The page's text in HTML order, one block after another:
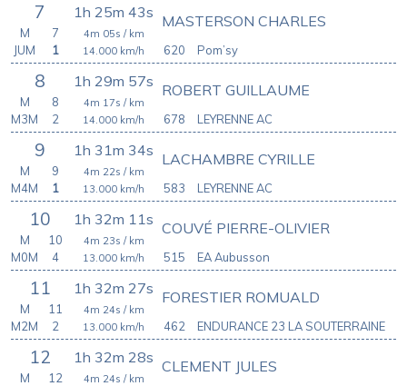
7 1h 25m 43s
620
MASTERSON CHARLES
4m 05s / km
14.000 km/h
M
7
JUM
1 Pom’sy
8 1h 29m 57s
678
ROBERT GUILLAUME
4m 17s / km
14.000 km/h
M
8
M3M
2 LEYRENNE AC
9 1h 31m 34s
583
LACHAMBRE CYRILLE
4m 22s / km
13.000 km/h
M
9
M4M
1 LEYRENNE AC
10 1h 32m 11s
515
COUVÉ PIERRE-OLIVIER
4m 23s / km
13.000 km/h
M
10
M0M
4 EA Aubusson
11 1h 32m 27s
462
FORESTIER ROMUALD
4m 24s / km
13.000 km/h
M
11
M2M
2 ENDURANCE 23 LA SOUTERRAINE
12 1h 32m 28s CLEMENT JULES
4m 24s / km
M
12